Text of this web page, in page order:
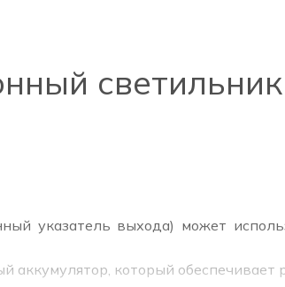
светильник
указатель выхода) может
который обеспечивает